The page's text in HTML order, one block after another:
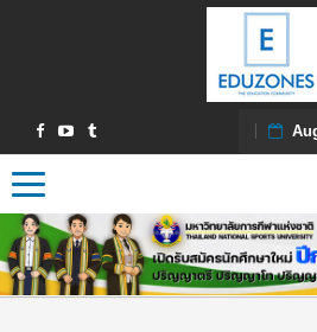
Toggle navigation